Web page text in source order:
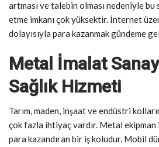
artması ve talebin olması nedeniyle
etme imkanı çok yüksektir. İnternet
dolayısıyla para kazanmak gündeme
Metal İmalat
Sağlık Hizmeti
Tarım, maden, inşaat ve endüstri
çok fazla ihtiyaç vardır. Metal ekipman
para kazandıran bir iş koludur. Mobil